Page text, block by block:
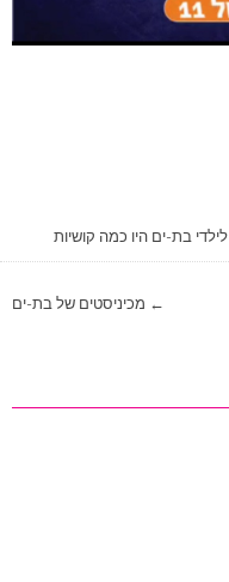
לילדי בת-ים היו כמה קושיות
← מכיניסטים של בת-ים